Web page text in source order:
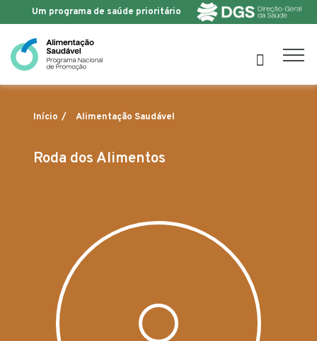
Saltar para o conteúdo
Um programa de saúde prioritário
Início Alimentação Saudável
Roda dos Alimentos